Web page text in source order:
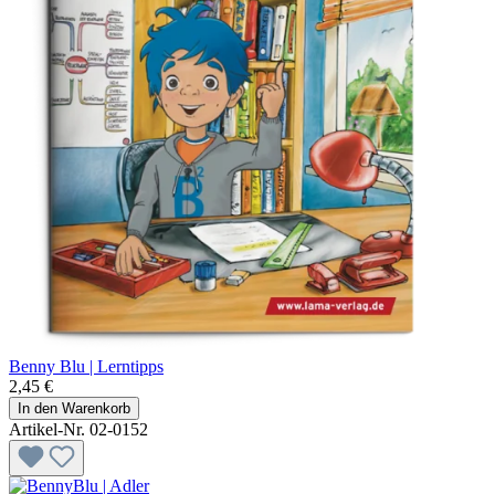
Benny Blu | Lerntipps
2,45 €
In den Warenkorb
Artikel-Nr. 02-0152